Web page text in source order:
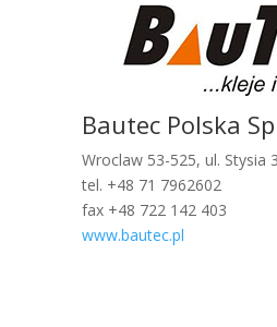
Bautec Polska
Wroclaw 53-525, ul. Stysia
tel. +48 71 7962602
fax +48 722 142 403
www.bautec.pl